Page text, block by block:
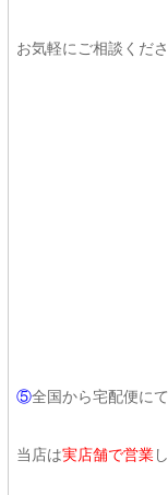
お気軽にご相談くださ
⑤全国から宅配便に
当店は実店舗で営業